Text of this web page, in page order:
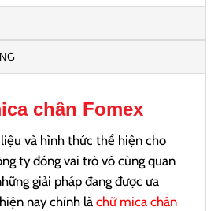
chân Fomex
và hình thức thể hiện cho
ty đóng vai trò vô cùng quan
giải pháp đang được ưa
nay chính là chữ mica chân